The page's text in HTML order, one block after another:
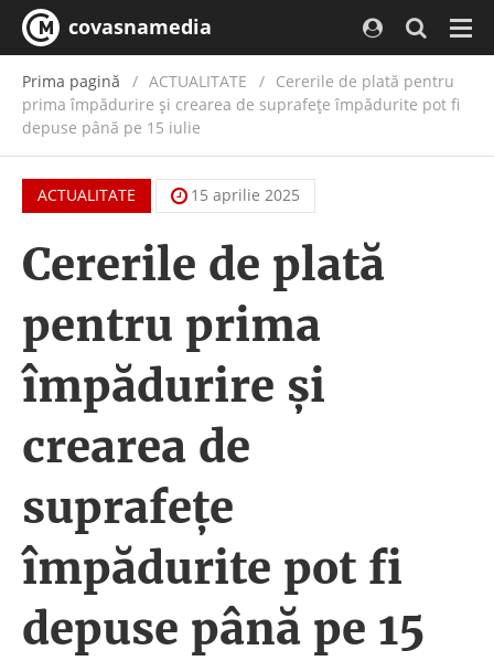
covasnamedia
Prima pagină ACTUALITATE / Cererile de plată pentru
prima împădurire și crearea de suprafețe împădurite pot fi
depuse până pe 15 iulie
ACTUALITATE 15 aprilie 2025
Cererile de plată
pentru prima
împădurire și
crearea de
suprafețe
împădurite pot fi
depuse până pe 15